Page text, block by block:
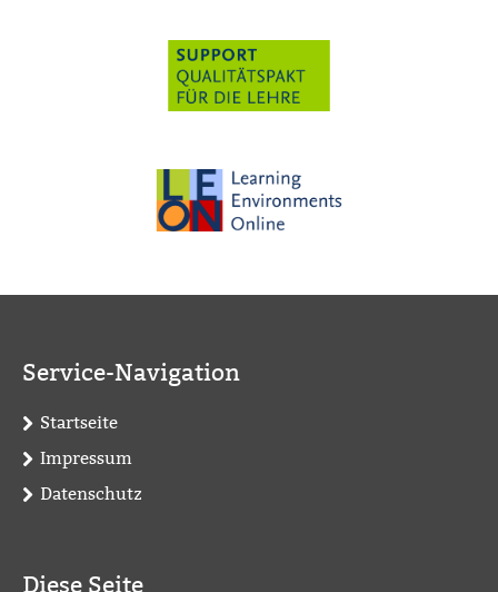
Service-Navigation
Startseite
Impressum
Datenschutz
Diese Seite